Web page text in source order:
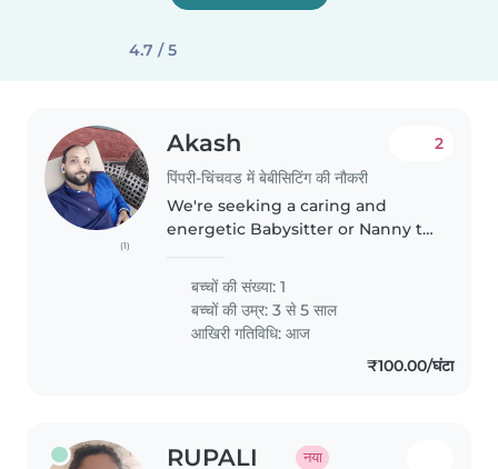
4.7 / 5
(1)
Akash
पिंपरी-चिंचवड में बेबीसिटिंग की नौकरी
2
We're seeking a caring and
energetic Babysitter or Nanny to
Our little one is full of energy
and loves sports, so someone
who can keep up with their..
बच्चों की संख्या: 1
बच्चों की उम्र:3 से 5 साल
आखिरी गतिविधि: आज
₹100.00/घंटा
RUPALI नया